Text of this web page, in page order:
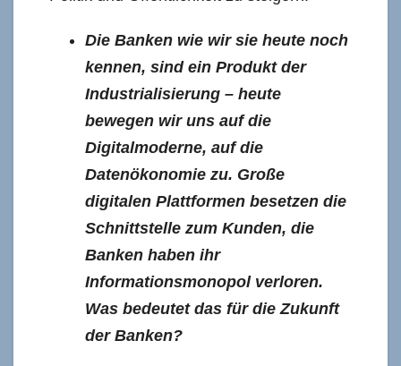
Die Banken wie wir sie heute noch
kennen, sind ein Produkt der
Industrialisierung – heute
bewegen wir uns auf die
Digitalmoderne, auf die
Datenökonomie zu. Große
digitalen Plattformen besetzen die
Schnittstelle zum Kunden, die
Banken haben ihr
Informationsmonopol verloren.
Was bedeutet das für die Zukunft
der Banken?